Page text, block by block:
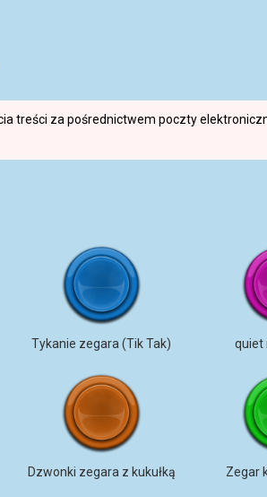
treści za pośrednictwem poczty
Tykanie zegara (Tik Tak) quiet
Dzwonki zegara z kukułką Zegar